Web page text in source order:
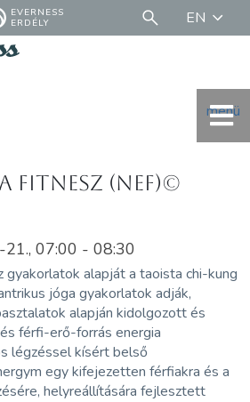
EVERNESS
ERDÉLY
EN
menü
Fitnesz (NEF)©
07:00 - 08:30
gyakorlatok alapját a taoista chi-kung
jóga gyakorlatok adják,
alapján kidolgozott és
férfi-erő-forrás energia
légzéssel kísért belső
egy kifejezetten férfiakra és a
helyreállítására fejlesztett